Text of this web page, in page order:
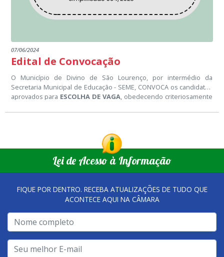
07/06/2024
Edital de Convocação
O Município de Divino de São Lourenço, por intermédio da
Secretaria Municipal de Educação - SEME, CONVOCA os candidatos
aprovados para ESCOLHA DE VAGA, obedecendo criteriosamente
Lei de Acesso à Informação
FIQUE POR DENTRO. RECEBA ATUALIZAÇÕES DE TUDO QUE
ACONTECE AQUI NA CÂMARA